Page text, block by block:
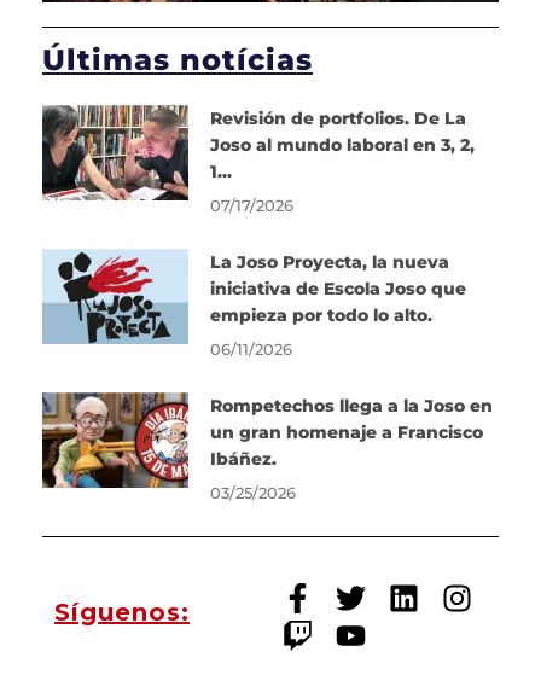
Últimas notícias
Revisión de portfolios. De La
Joso al mundo laboral en 3, 2,
1…
07/17/2026
La Joso Proyecta, la nueva
iniciativa de Escola Joso que
empieza por todo lo alto.
06/11/2026
Rompetechos llega a la Joso en
un gran homenaje a Francisco
Ibáñez.
03/25/2026
Síguenos: